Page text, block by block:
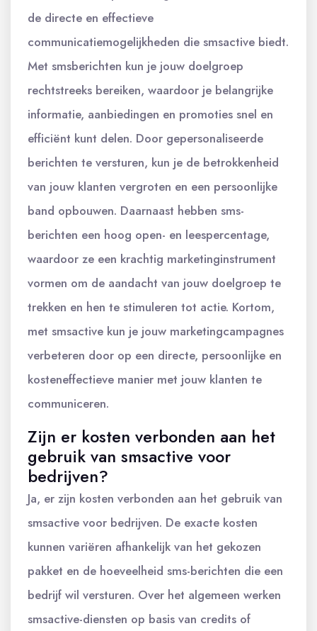
de directe en effectieve
communicatiemogelijkheden die smsactive biedt.
Met smsberichten kun je jouw doelgroep
rechtstreeks bereiken, waardoor je belangrijke
informatie, aanbiedingen en promoties snel en
efficiënt kunt delen. Door gepersonaliseerde
berichten te versturen, kun je de betrokkenheid
van jouw klanten vergroten en een persoonlijke
band opbouwen. Daarnaast hebben sms-
berichten een hoog open- en leespercentage,
waardoor ze een krachtig marketinginstrument
vormen om de aandacht van jouw doelgroep te
trekken en hen te stimuleren tot actie. Kortom,
met smsactive kun je jouw marketingcampagnes
verbeteren door op een directe, persoonlijke en
kosteneffectieve manier met jouw klanten te
communiceren.
Zijn er kosten verbonden aan het
gebruik van smsactive voor
bedrijven?
Ja, er zijn kosten verbonden aan het gebruik van
smsactive voor bedrijven. De exacte kosten
kunnen variëren afhankelijk van het gekozen
pakket en de hoeveelheid sms-berichten die een
bedrijf wil versturen. Over het algemeen werken
smsactive-diensten op basis van credits of